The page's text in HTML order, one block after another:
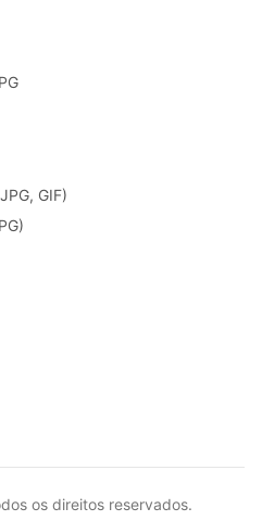
GIF)
os direitos reservados.